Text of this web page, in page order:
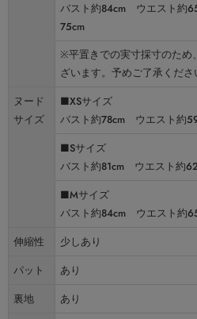
バスト約84cm ウエスト約
75cm
※平置きでの実寸採寸のため
ざいます。予めご了承くださ
ヌード
サイズ
■XSサイズ
バスト約78cm ウエスト約
■Sサイズ
バスト約81cm ウエスト約
■Mサイズ
バスト約84cm ウエスト約
伸縮性
少しあり
パット
あり
裏地
あり